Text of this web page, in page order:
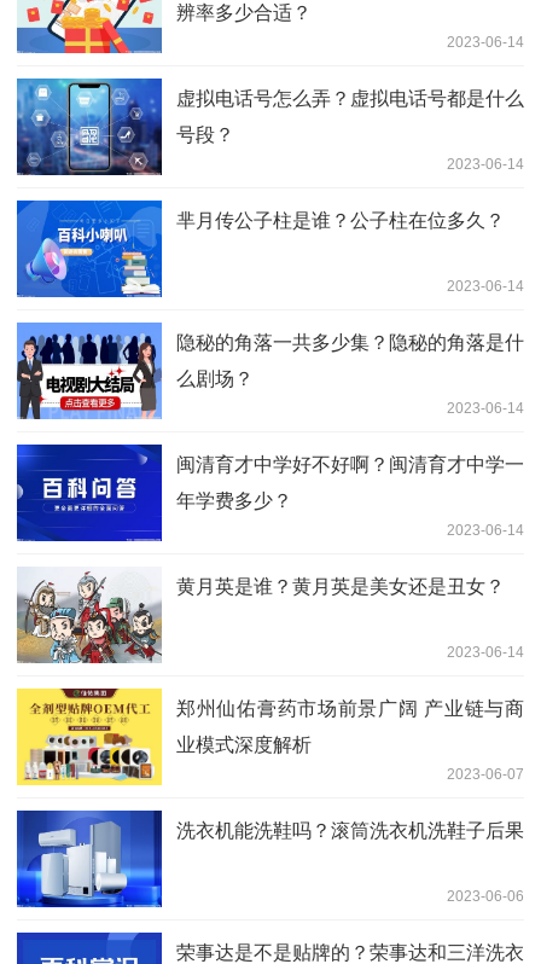
辨率多少合适？
2023-06-14
虚拟电话号怎么弄？虚拟电话号都是什么
号段？
2023-06-14
芈月传公子柱是谁？公子柱在位多久？
2023-06-14
隐秘的角落一共多少集？隐秘的角落是什
么剧场？
2023-06-14
闽清育才中学好不好啊？闽清育才中学一
年学费多少？
2023-06-14
黄月英是谁？黄月英是美女还是丑女？
2023-06-14
郑州仙佑膏药市场前景广阔 产业链与商
业模式深度解析
2023-06-07
洗衣机能洗鞋吗？滚筒洗衣机洗鞋子后果
2023-06-06
荣事达是不是贴牌的？荣事达和三洋洗衣